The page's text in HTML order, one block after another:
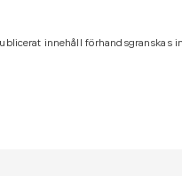
innehåll